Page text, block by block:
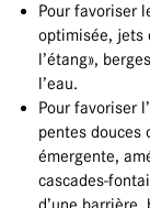
Pour favoriser
optimisée, jets
l’étang»,
l’eau.
Pour favoriser
pentes douces
émergente,
cascades-